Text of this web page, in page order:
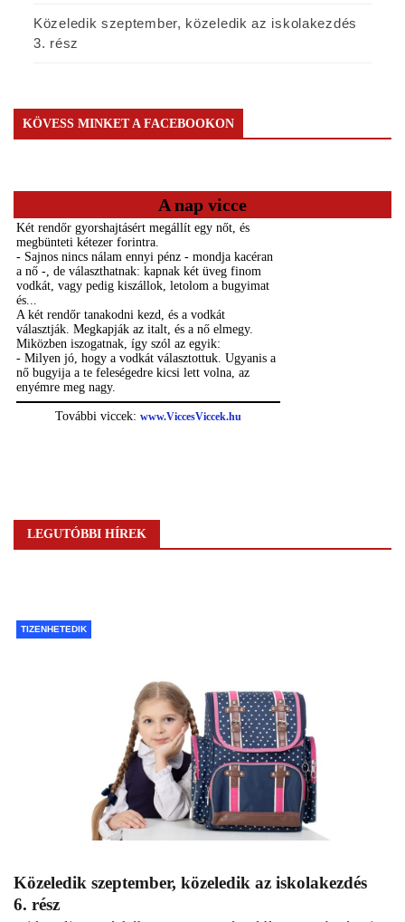
Közeledik szeptember, közeledik az iskolakezdés
3. rész
KÖVESS MINKET A FACEBOOKON
A nap vicce
LEGUTÓBBI HÍREK
TIZENHETEDIK
Közeledik szeptember, közeledik az iskolakezdés
6. rész